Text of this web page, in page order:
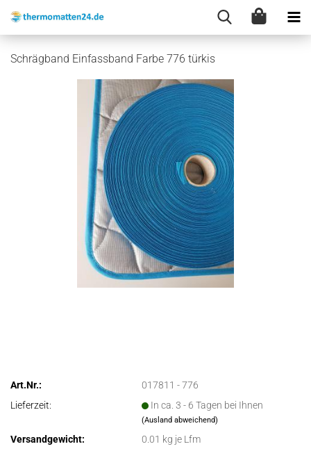
Schrägband Einfassband Farbe 776 türkis
Art.Nr.:
017811 - 776
Lieferzeit:
In ca. 3 - 6 Tagen bei Ihnen
(Ausland abweichend)
Versandgewicht: 0.01 kg je Lfm